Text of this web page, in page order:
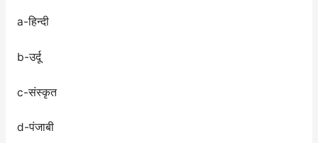
a-हिन्दी
b-उर्दू
c-संस्कृत
d-पंजाबी